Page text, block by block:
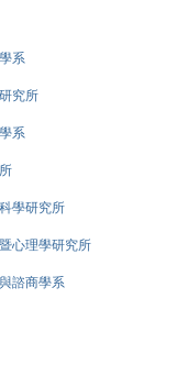
系
究所
系
學研究所
心理學研究所
諮商學系